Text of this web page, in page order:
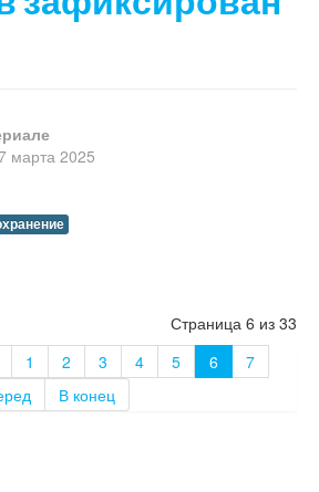
марта 2025
Страница 6 из 33
1 2 3 4 5 6
7
В конец